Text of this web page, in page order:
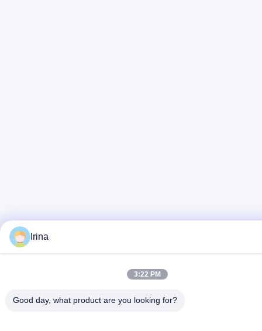
Irina
3:22 PM
Good day, what product are you looking for?